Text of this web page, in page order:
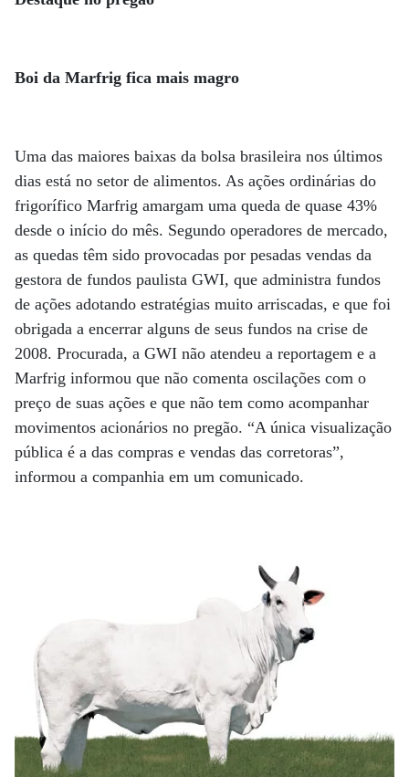
Boi da Marfrig fica mais magro
Uma das maiores baixas da bolsa brasileira nos últimos
dias está no setor de alimentos. As ações ordinárias do
frigorífico Marfrig amargam uma queda de quase 43%
desde o início do mês. Segundo operadores de mercado,
as quedas têm sido provocadas por pesadas vendas da
gestora de fundos paulista GWI, que administra fundos
de ações adotando estratégias muito arriscadas, e que foi
obrigada a encerrar alguns de seus fundos na crise de
2008. Procurada, a GWI não atendeu a reportagem e a
Marfrig informou que não comenta oscilações com o
preço de suas ações e que não tem como acompanhar
movimentos acionários no pregão. “A única visualização
pública é a das compras e vendas das corretoras”,
informou a companhia em um comunicado.